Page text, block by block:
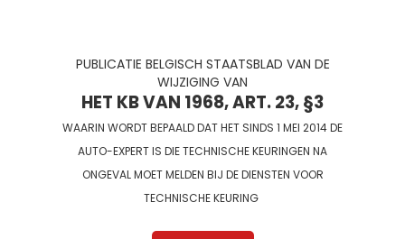
PUBLICATIE BELGISCH STAATSBLAD VAN DE
WIJZIGING VAN
HET KB VAN 1968, ART. 23, §3
WAARIN WORDT BEPAALD DAT HET SINDS 1 MEI 2014 DE
AUTO-EXPERT IS DIE TECHNISCHE KEURINGEN NA
ONGEVAL MOET MELDEN BIJ DE DIENSTEN VOOR
TECHNISCHE KEURING